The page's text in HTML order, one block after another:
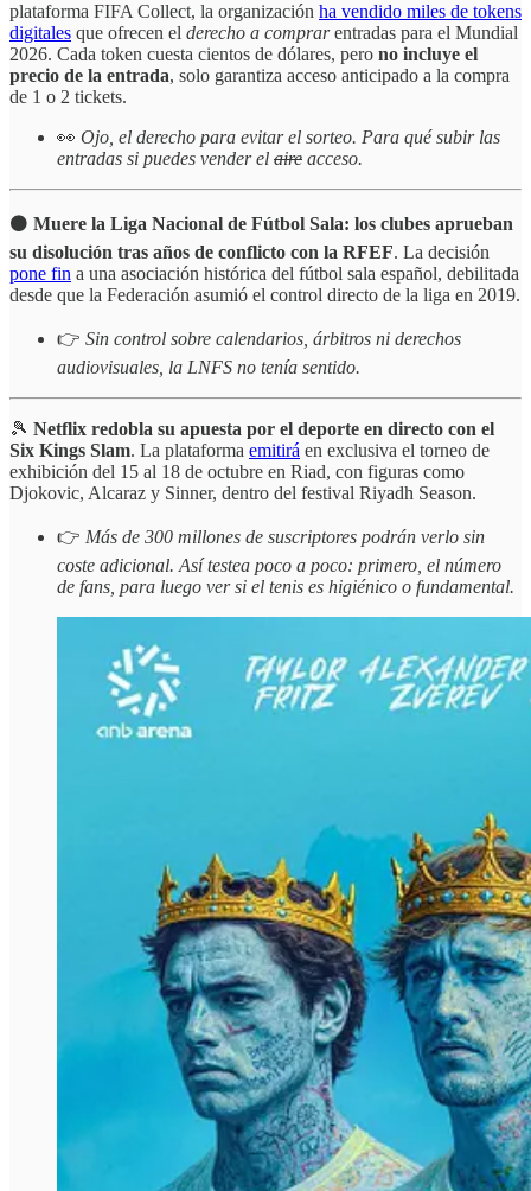
plataforma FIFA Collect, la organización ha vendido miles de tokens
digitales que ofrecen el derecho a comprarentradas para el Mundial
2026. Cada token cuesta cientos de dólares, pero no incluye el
precio de la entrada, solo garantiza acceso anticipado a la compra
de 1 o 2 tickets.
👀 Ojo, el derecho para evitar el sorteo. Para qué subir las
entradas si puedes vender el aire acceso.
⚫️ Muere la Liga Nacional de Fútbol Sala: los clubes aprueban
su disolución tras años de conflicto con la RFEF. La decisión
pone fin a una asociación histórica del fútbol sala español, debilitada
desde que la Federación asumió el control directo de la liga en 2019.
👉 Sin control sobre calendarios, árbitros ni derechos
audiovisuales, la LNFS no tenía sentido.
🎾 Netflix redobla su apuesta por el deporte en directo con el
Six Kings Slam. La plataforma emitirá en exclusiva el torneo de
exhibición del 15 al 18 de octubre en Riad, con figuras como
Djokovic, Alcaraz y Sinner, dentro del festival Riyadh Season.
👉 Más de 300 millones de suscriptores podrán verlo sin
coste adicional. Así testea poco a poco: primero, el número
de fans, para luego ver si el tenis es higiénico o fundamental.